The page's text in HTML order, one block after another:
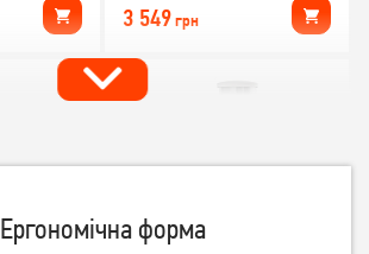
3 549грн
Ергономічна форма